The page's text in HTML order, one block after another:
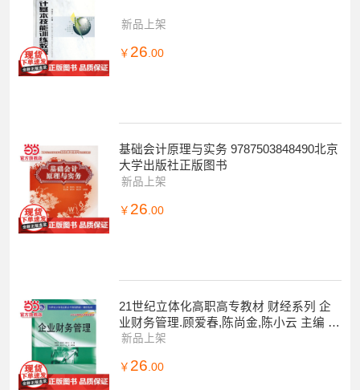
新品上架
￥ 26.00
基础会计原理与实务 9787503848490北京
大学出版社正版图书
新品上架
￥ 26 .00
21世纪立体化高职高专教材 财经系列 企
业财务管理.顾爱春,陈尚金,陈小云 主编 /9
787305089879南京大学出
新品上架
￥ 26.00